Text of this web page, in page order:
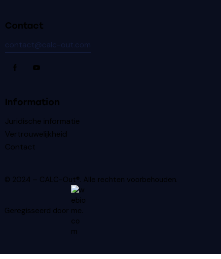
Contact
contact@calc-out.com
Information
Juridische informatie
Vertrouwelijkheid
Contact
© 2024 – CALC-Out®. Alle rechten voorbehouden.
Geregisseerd door